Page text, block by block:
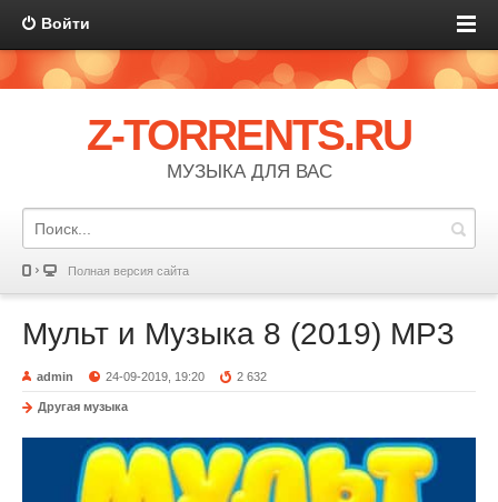
Войти
Z-TORRENTS.RU
МУЗЫКА ДЛЯ ВАС
Полная версия сайта
Мульт и Музыка 8 (2019) MP3
admin 24-09-2019, 19:20 2 632
Другая музыка